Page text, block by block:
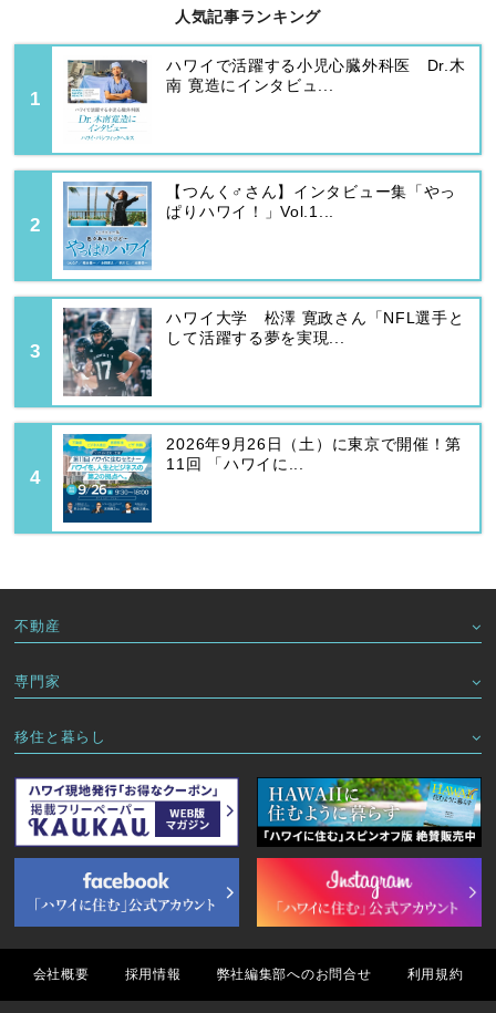
人気記事ランキング
ハワイで活躍する小児心臓外科医 Dr.木
南 寛造にインタビュ...
【つんく♂さん】インタビュー集「やっ
ぱりハワイ！」Vol.1...
ハワイ大学 松澤 寛政さん「NFL選手と
して活躍する夢を実現...
2026年9月26日（土）に東京で開催！第
11回 「ハワイに...
不動産
専門家
移住と暮らし
会社概要 採用情報 弊社編集部へのお問合せ 利用規約